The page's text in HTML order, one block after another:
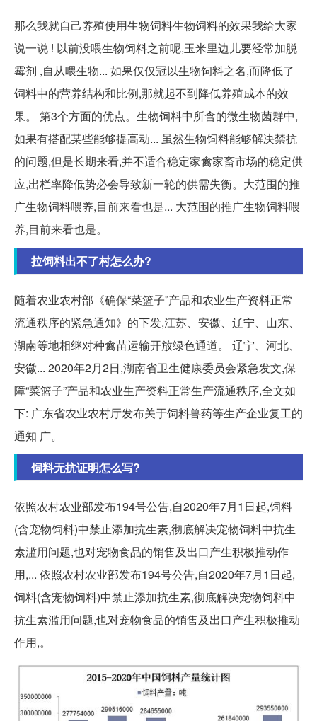
那么我就自己养殖使用生物饲料生物饲料的效果我给大家
说一说 ! 以前没喂生物饲料之前呢,玉米里边儿要经常加脱
霉剂 ,自从喂生物... 如果仅仅冠以生物饲料之名,而降低了
饲料中的营养结构和比例,那就起不到降低养殖成本的效
果。 第3个方面的优点。生物饲料中所含的微生物菌群中,
如果有搭配某些能够提高动... 虽然生物饲料能够解决禁抗
的问题,但是长期来看,并不适合稳定家禽家畜市场的稳定供
应,出栏率降低势必会导致新一轮的供需失衡。大范围的推
广生物饲料喂养,目前来看也是... 大范围的推广生物饲料喂
养,目前来看也是。
拉饲料出不了村怎么办?
随着农业农村部《确保“菜篮子”产品和农业生产资料正常
流通秩序的紧急通知》的下发,江苏、安徽、辽宁、山东、
湖南等地相继对种禽苗运输开放绿色通道。 辽宁、河北、
安徽... 2020年2月2日,湖南省卫生健康委员会紧急发文,保
障“菜篮子”产品和农业生产资料正常生产流通秩序,全文如
下: 广东省农业农村厅发布关于饲料兽药等生产企业复工的
通知 广。
饲料无抗证明怎么写?
依照农村农业部发布194号公告,自2020年7月1日起,饲料
(含宠物饲料)中禁止添加抗生素,彻底解决宠物饲料中抗生
素滥用问题,也对宠物食品的销售及出口产生积极推动作
用,... 依照农村农业部发布194号公告,自2020年7月1日起,
饲料(含宠物饲料)中禁止添加抗生素,彻底解决宠物饲料中
抗生素滥用问题,也对宠物食品的销售及出口产生积极推动
作用,。